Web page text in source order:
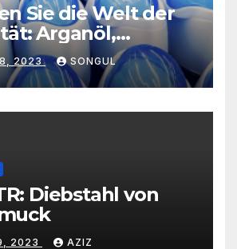
Sie die Welt der
Arganöl,
und
von
und Anbietern
8, 2023 SONGUL
Diebstahl von
2023 AZIZ